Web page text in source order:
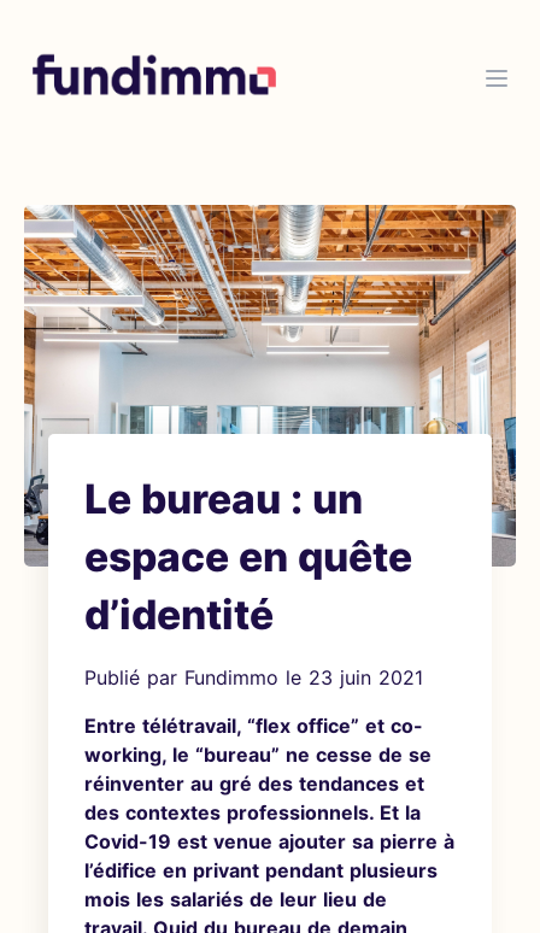
Le bureau : un
espace en quête
d’identité
Publié par Fundimmo le 23 juin 2021
Entre télétravail, “flex office” et co-
working, le “bureau” ne cesse de se
réinventer au gré des tendances et
des contextes professionnels. Et la
Covid-19 est venue ajouter sa pierre à
l’édifice en privant pendant plusieurs
mois les salariés de leur lieu de